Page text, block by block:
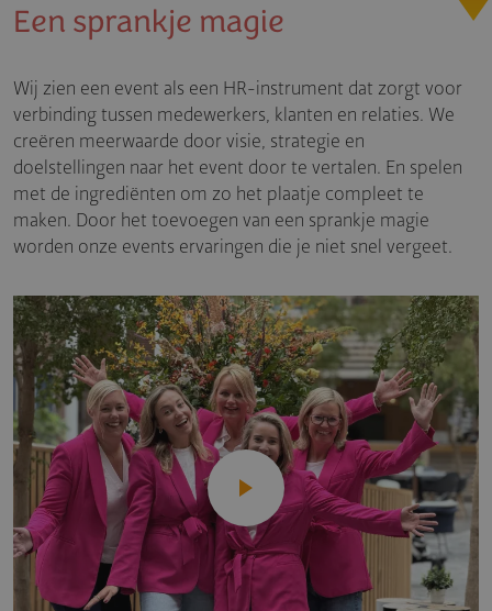
Een sprankje magie
Wij zien een event als een HR-instrument dat zorgt voor
verbinding tussen medewerkers, klanten en relaties. We
creëren meerwaarde door visie, strategie en
doelstellingen naar het event door te vertalen. En spelen
met de ingrediënten om zo het plaatje compleet te
maken. Door het toevoegen van een sprankje magie
worden onze events ervaringen die je niet snel vergeet.